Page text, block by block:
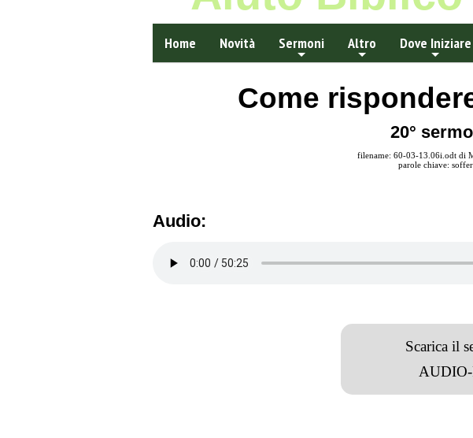
Home Novità Sermoni Altro Dove Iniziare
Come
20°
filename: 60-03-13.06i.odt di
parole chiave:
Audio:
Scarica il